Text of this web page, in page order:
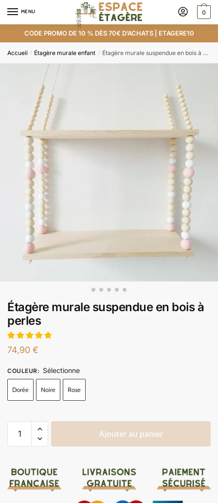
MENU 0
CODE PROMO DE 10 % DÈS 70€ D’ACHATS | ETAGERE10
Accueil / Étagère murale enfant / Étagère murale suspendue en bois à perles
Étagère murale suspendue en bois à
perles
74,90 €
COULEUR: Sélectionne
Dorée Noire Rose
Ajouter au panier